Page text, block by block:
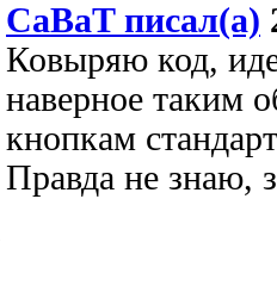
CaBaT писал(а)
Ковыряю код,
наверное таким
кнопкам
Правда не знаю,